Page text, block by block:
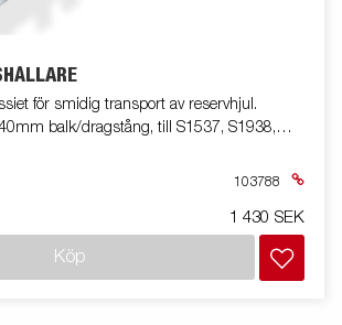
för smidig transport av reservhjul.
balk/dragstång, till S1537, S1938,
103788
1 430 SEK
Köp